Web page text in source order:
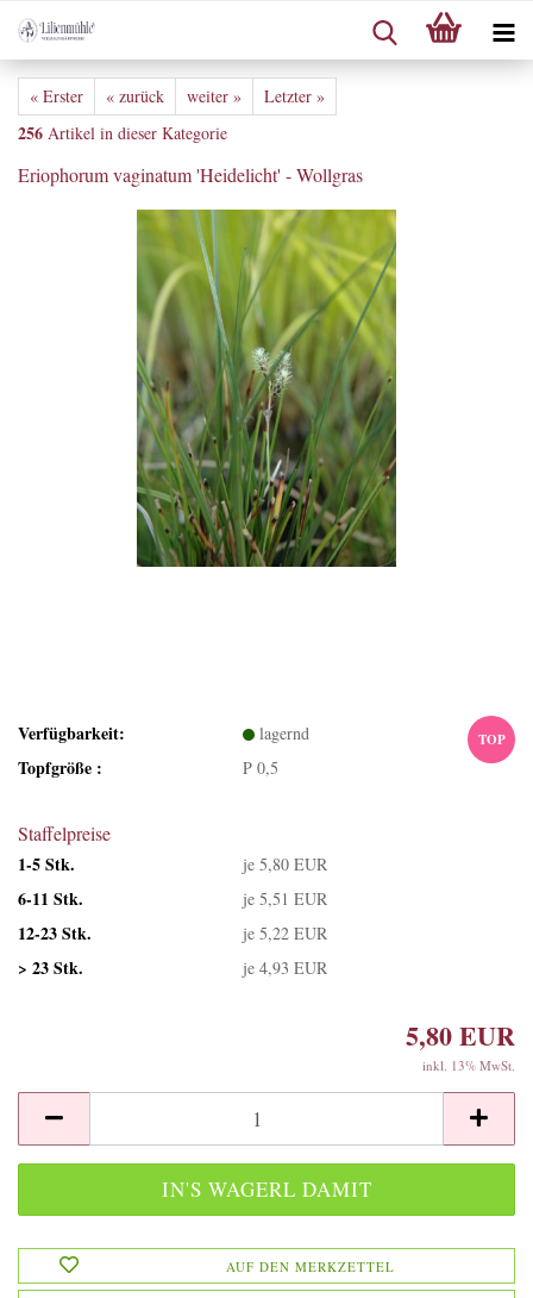
« Erster « zurück weiter » Letzter »
256 Artikel in dieser Kategorie
Eriophorum vaginatum 'Heidelicht' - Wollgras
TOP
Verfügbarkeit: lagernd
Topfgröße : P 0,5
Staffelpreise
1-5 Stk.
je 5,80 EUR
6-11 Stk. je 5,51 EUR
12-23 Stk. je 5,22 EUR
> 23 Stk. je 4,93 EUR
5,80 EUR
inkl. 13% MwSt.
AUF DEN MERKZETTEL